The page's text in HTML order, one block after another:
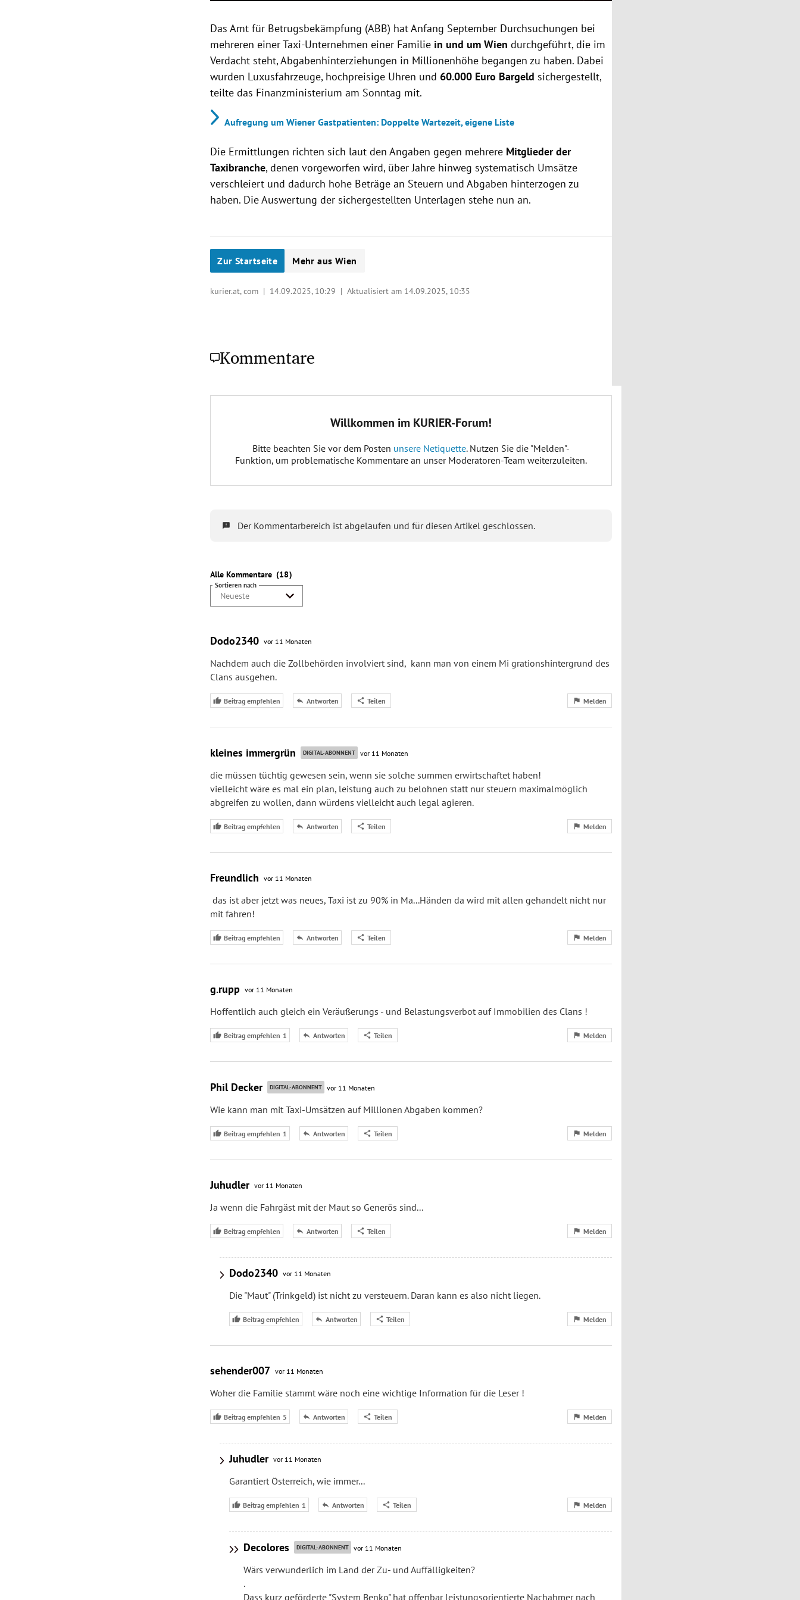
Das Amt für Betrugsbekämpfung (ABB) hat Anfang September Durchsuchungen bei
mehreren einer Taxi-Unternehmen einer Familie in und um Wien durchgeführt, die im
Verdacht steht, Abgabenhinterziehungen in Millionenhöhe begangen zu haben. Dabei
wurden Luxusfahrzeuge, hochpreisige Uhren und 60.000 Euro Bargeld sichergestellt,
teilte das Finanzministerium am Sonntag mit.
Aufregung um Wiener Gastpatienten: Doppelte Wartezeit, eigene Liste
Die Ermittlungen richten sich laut den Angaben gegen mehrere Mitglieder der
Taxibranche, denen vorgeworfen wird, über Jahre hinweg systematisch Umsätze
verschleiert und dadurch hohe Beträge an Steuern und Abgaben hinterzogen zu
haben. Die Auswertung der sichergestellten Unterlagen stehe nun an.
Zur Startseite Mehr aus Wien
kurier.at, com | 14.09.2025, 10:29 | Aktualisiert am 14.09.2025, 10:35
Kommentare